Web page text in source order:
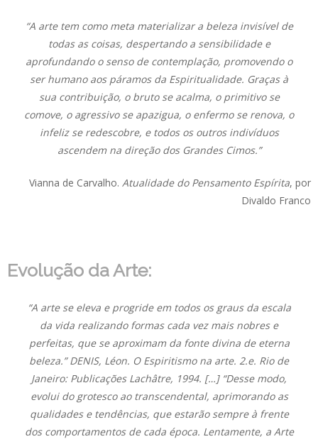
“A arte tem como meta materializar a beleza invisível de
todas as coisas, despertando a sensibilidade e
aprofundando o senso de contemplação, promovendo o
ser humano aos páramos da Espiritualidade. Graças à
sua contribuição, o bruto se acalma, o primitivo se
comove, o agressivo se apazigua, o enfermo se renova, o
infeliz se redescobre, e todos os outros indivíduos
ascendem na direção dos Grandes Cimos.”
Vianna de Carvalho. Atualidade do Pensamento Espírita, por
Divaldo Franco
Evolução da Arte:
“A arte se eleva e progride em todos os graus da escala
da vida realizando formas cada vez mais nobres e
perfeitas, que se aproximam da fonte divina de eterna
beleza.” DENIS, Léon. O Espiritismo na arte. 2.e. Rio de
Janeiro: Publicações Lachâtre, 1994. […] “Desse modo,
evolui do grotesco ao transcendental, aprimorando as
qualidades e tendências, que estarão sempre à frente
dos comportamentos de cada época. Lentamente, a Arte